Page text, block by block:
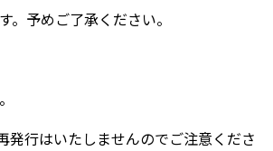
。予めご了承ください。
発行はいたしませんのでご注意くださ